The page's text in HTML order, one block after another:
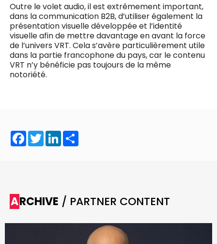
Outre le volet audio, il est extrêmement important,
dans la communication B2B, d’utiliser également la
présentation visuelle développée et l’identité
visuelle afin de mettre davantage en avant la force
de l’univers VRT. Cela s’avère particulièrement utile
dans la partie francophone du pays, car le contenu
VRT n’y bénéficie pas toujours de la même
notoriété.
Facebook
TwitterLinkedIn
ARCHIVE / PARTNER CONTENT